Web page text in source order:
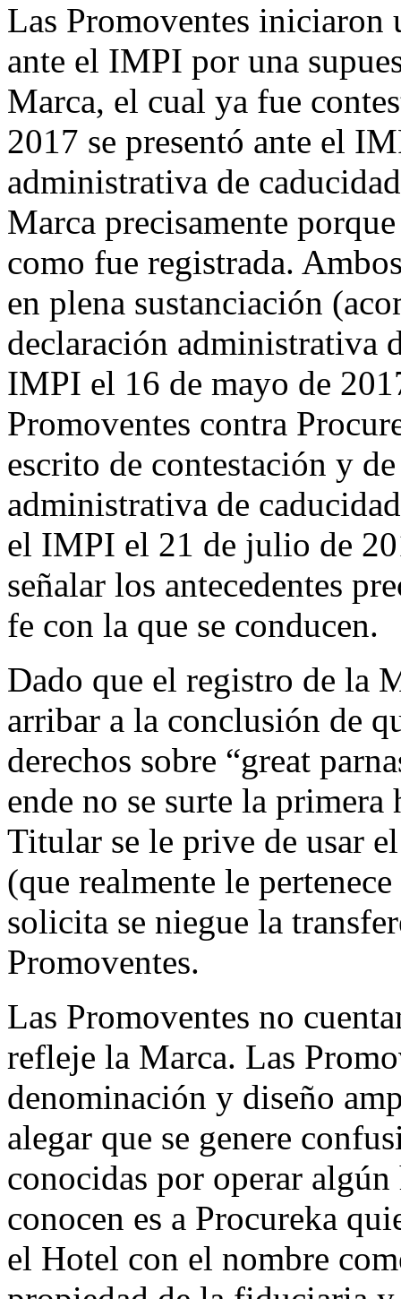
Las Promoventes
ante el IMPI por una
Marca, el cual ya fue
2017 se presentó ante el
administrativa de
Marca precisamente
como fue registrada.
en plena sustanciación
declaración administrativa
IMPI el 16 de mayo de
Promoventes contra
escrito de contestación y
administrativa de
el IMPI el 21 de julio de
señalar los antecedentes
fe con la que se conducen.
Dado que el registro de la
arribar a la conclusión de
derechos sobre “great
ende no se surte la
Titular se le prive de usar
(que realmente le
solicita se niegue la
Promoventes.
Las Promoventes no
refleje la Marca. Las
denominación y diseño
alegar que se genere
conocidas por operar
conocen es a Procureka
el Hotel con el nombre